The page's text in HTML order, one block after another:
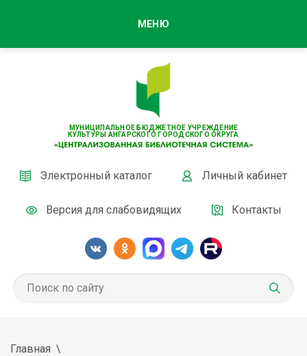
МУНИЦИПАЛЬНОЕ БЮДЖЕТНОЕ УЧРЕЖДЕНИЕ
КУЛЬТУРЫ АНГАРСКОГО ГОРОДСКОГО ОКРУГА
Электронный каталог Личный кабинет
Версия для слабовидящих Контакты
МЕНЮ
Главная